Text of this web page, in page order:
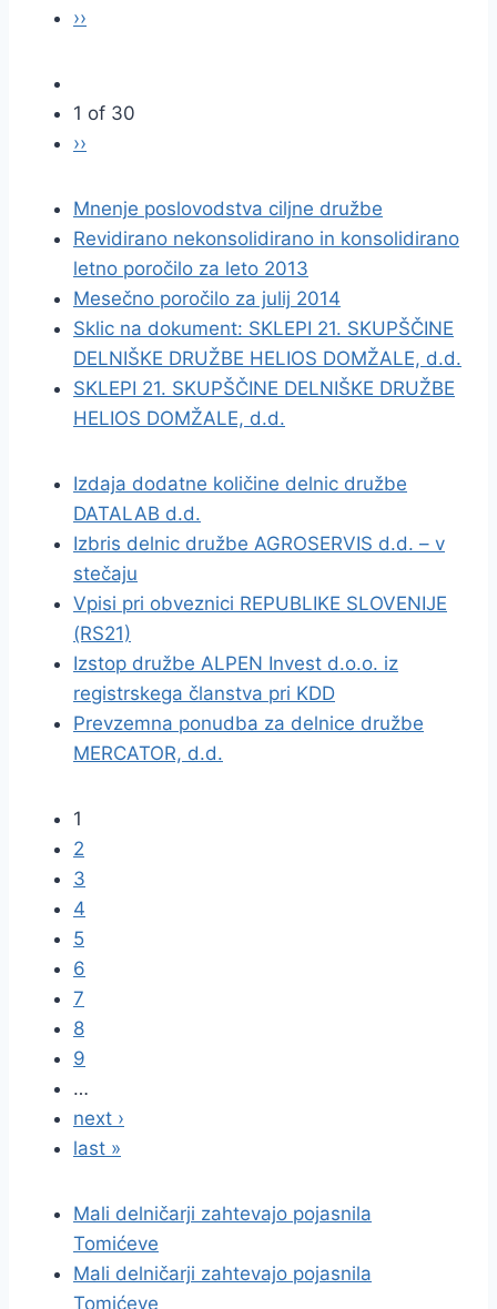
››
1 of 30
››
Mnenje poslovodstva ciljne družbe
Revidirano nekonsolidirano in konsolidirano
letno poročilo za leto 2013
Mesečno poročilo za julij 2014
Sklic na dokument: SKLEPI 21. SKUPŠČINE
DELNIŠKE DRUŽBE HELIOS DOMŽALE, d.d.
SKLEPI 21. SKUPŠČINE DELNIŠKE DRUŽBE
HELIOS DOMŽALE, d.d.
Izdaja dodatne količine delnic družbe
DATALAB d.d.
Izbris delnic družbe AGROSERVIS d.d. – v
stečaju
Vpisi pri obveznici REPUBLIKE SLOVENIJE
(RS21)
Izstop družbe ALPEN Invest d.o.o. iz
registrskega članstva pri KDD
Prevzemna ponudba za delnice družbe
MERCATOR, d.d.
1
2
3
4
5
6
7
8
9
…
next ›
last »
Mali delničarji zahtevajo pojasnila
Tomićeve
Mali delničarji zahtevajo pojasnila
Tomićeve